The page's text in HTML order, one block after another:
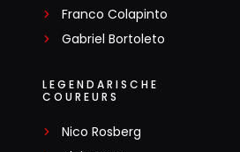
Franco Colapinto
Gabriel Bortoleto
LEGENDARISCHE
COUREURS
Nico Rosberg